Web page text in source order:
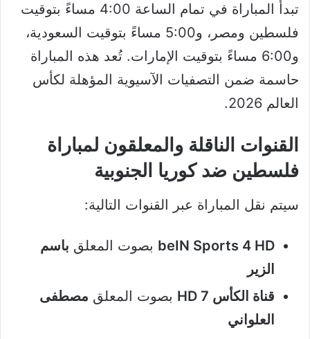
تبدأ المباراة في تمام الساعة 4:00 مساءً بتوقيت
فلسطين ومصر، و5:00 مساءً بتوقيت السعودية،
و6:00 مساءً بتوقيت الإمارات. تُعد هذه المباراة
حاسمة ضمن التصفيات الآسيوية المؤهلة لكأس
العالم 2026.
القنوات الناقلة والمعلقون لمباراة
فلسطين ضد كوريا الجنوبية
سيتم نقل المباراة عبر القنوات التالية:
beIN Sports 4 HD بصوت المعلق باسم
الزير
قناة الكأس 7 HD
بصوت المعلق مصطفى
العلواني